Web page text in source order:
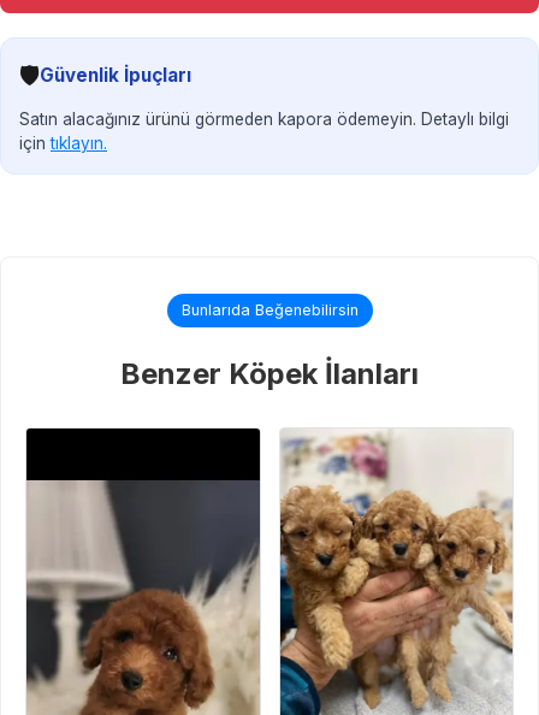
🛡️Güvenlik İpuçları
Satın alacağınız ürünü görmeden kapora ödemeyin. Detaylı bilgi
içintıklayın.
Bunlarıda Beğenebilirsin
Benzer Köpek İlanları